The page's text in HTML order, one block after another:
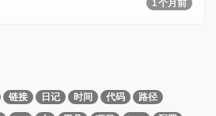
1 个月前
链接 日记 时间 代码
路径